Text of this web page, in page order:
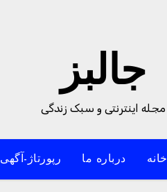
جالبز
مجله اینترنتی و سبک زندگی
خانه درباره ما رپورتاژ-آگهی